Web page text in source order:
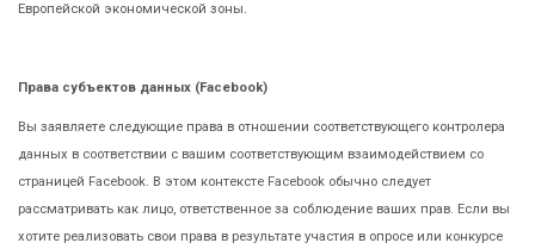
Европейской экономической зоны.
Права субъектов данных (Facebook)
Вы заявляете следующие права в отношении соответствующего контролера
данных в соответствии с вашим соответствующим взаимодействием со
страницей Facebook. В этом контексте Facebook обычно следует
рассматривать как лицо, ответственное за соблюдение ваших прав. Если вы
хотите реализовать свои права в результате участия в опросе или конкурсе